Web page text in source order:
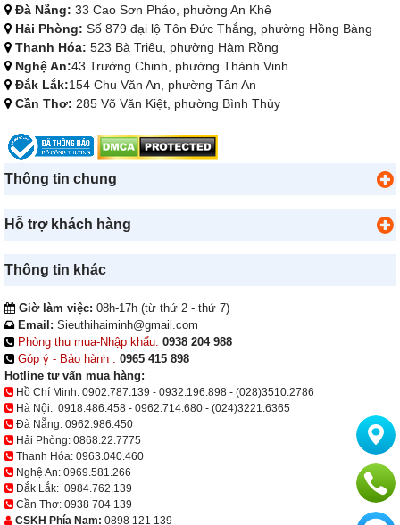
Đà Nẵng: 33 Cao Sơn Pháo, phường An Khê
Hải Phòng: Số 879 đại lộ Tôn Đức Thắng, phường Hồng Bàng
Thanh Hóa: 523 Bà Triệu, phường Hàm Rồng
Nghệ An:43 Trường Chinh, phường Thành Vinh
Đắk Lắk:154 Chu Văn An, phường Tân An
Cần Thơ: 285 Võ Văn Kiệt, phường Bình Thủy
Thông tin chung
Hỗ trợ khách hàng
Thông tin khác
Giờ làm việc: 08h-17h (từ thứ 2 - thứ 7)
Email: Sieuthihaiminh@gmail.com
Phòng thu mua-Nhập khẩu: 0938 204 988
Góp ý - Bảo hành : 0965 415 898
Hotline tư vấn mua hàng:
Hồ Chí Minh: 0902.787.139 - 0932.196.898 - (028)3510.2786
Hà Nội: 0918.486.458 - 0962.714.680 - (024)3221.6365
Đà Nẵng: 0962.986.450
Hải Phòng: 0868.22.7775
Thanh Hóa: 0963.040.460
Nghệ An: 0969.581.266
Đắk Lắk: 0984.762.139
Cần Thơ: 0938 704 139
CSKH Phía Nam: 0898 121 139